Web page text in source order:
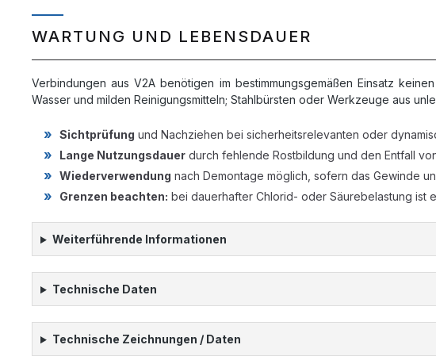
WARTUNG UND LEBENSDAUER
Verbindungen aus V2A benötigen im bestimmungsgemäßen Einsatz
Wasser und milden Reinigungsmitteln; Stahlbürsten oder Werkzeuge aus
Sichtprüfung und Nachziehen bei sicherheitsrelevanten oder
Lange Nutzungsdauer durch fehlende Rostbildung und den Entfall
Wiederverwendung nach Demontage möglich, sofern das Gewinde
Grenzen beachten: bei dauerhafter Chlorid- oder Säurebelastung ist
Weiterführende Informationen
Technische Daten
Technische Zeichnungen / Daten